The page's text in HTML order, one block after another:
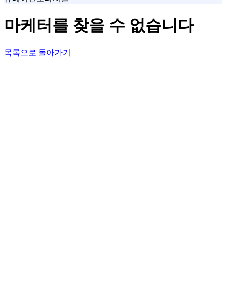
마케터를 찾을 수 없습니다
목록으로 돌아가기